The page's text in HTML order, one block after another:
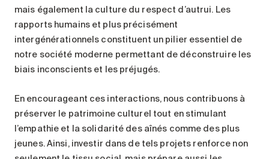
mais également la culture du respect d’autrui. Les
rapports humains et plus précisément
intergénérationnels constituent un pilier essentiel de
notre société moderne permettant de déconstruire les
biais inconscients et les préjugés.
En encourageant ces interactions, nous contribuons à
préserver le patrimoine culturel tout en stimulant
l’empathie et la solidarité des aînés comme des plus
jeunes. Ainsi, investir dans de tels projets renforce non